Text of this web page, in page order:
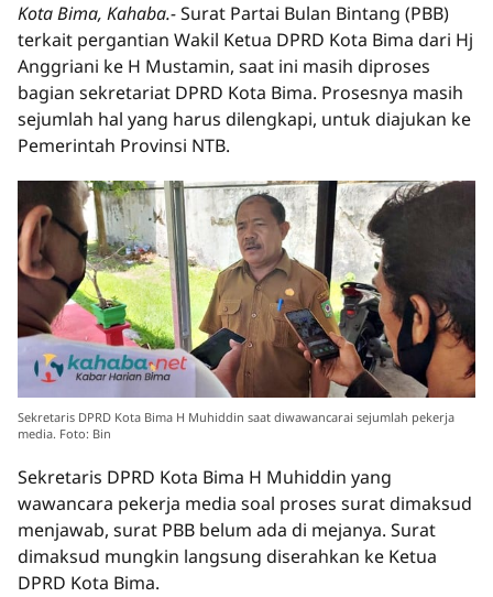
Kota Bima, Kahaba.-Surat Partai Bulan Bintang (PBB)
terkait pergantian Wakil Ketua DPRD Kota Bima dari Hj
Anggriani ke H Mustamin, saat ini masih diproses
bagian sekretariat DPRD Kota Bima. Prosesnya masih
sejumlah hal yang harus dilengkapi, untuk diajukan ke
Pemerintah Provinsi NTB.
Sekretaris DPRD Kota Bima H Muhiddin saat diwawancarai sejumlah pekerja
media. Foto: Bin
Sekretaris DPRD Kota Bima H Muhiddin yang
wawancara pekerja media soal proses surat dimaksud
menjawab, surat PBB belum ada di mejanya. Surat
dimaksud mungkin langsung diserahkan ke Ketua
DPRD Kota Bima.